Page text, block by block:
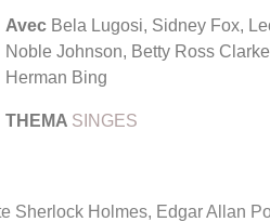
Avec Bela Lugosi, Sidney Fox,
Noble Johnson, Betty Ross
Herman Bing
THEMA SINGES
Sherlock Holmes, Edgar Allan